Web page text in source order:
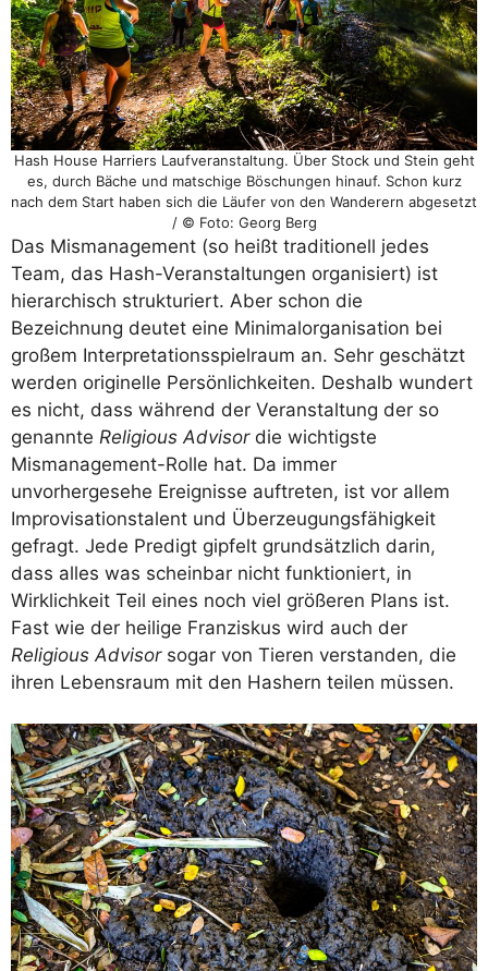
Hash House Harriers Laufveranstaltung. Über Stock und Stein geht
es, durch Bäche und matschige Böschungen hinauf. Schon kurz
nach dem Start haben sich die Läufer von den Wanderern abgesetzt
/ © Foto: Georg Berg
Das Mismanagement (so heißt traditionell jedes
Team, das Hash-Veranstaltungen organisiert) ist
hierarchisch strukturiert. Aber schon die
Bezeichnung deutet eine Minimalorganisation bei
großem Interpretationsspielraum an. Sehr geschätzt
werden originelle Persönlichkeiten. Deshalb wundert
es nicht, dass während der Veranstaltung der so
genannte Religious Advisordie wichtigste
Mismanagement-Rolle hat. Da immer
unvorhergesehe Ereignisse auftreten, ist vor allem
Improvisationstalent und Überzeugungsfähigkeit
gefragt. Jede Predigt gipfelt grundsätzlich darin,
dass alles was scheinbar nicht funktioniert, in
Wirklichkeit Teil eines noch viel größeren Plans ist.
Fast wie der heilige Franziskus wird auch der
Religious Advisorsogar von Tieren verstanden, die
ihren Lebensraum mit den Hashern teilen müssen.